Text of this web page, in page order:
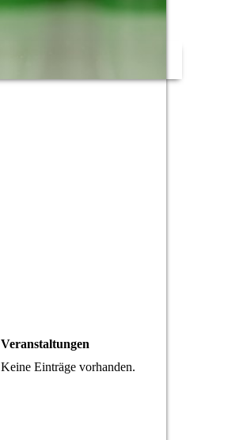
Veranstaltungen
Keine Einträge vorhanden.